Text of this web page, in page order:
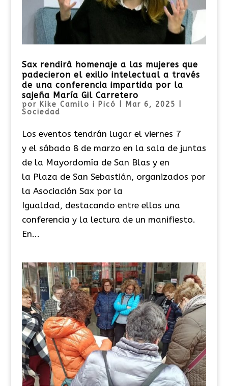
Sax rendirá homenaje a las mujeres que
padecieron el exilio intelectual a través
de una conferencia impartida por la
sajeña María Gil Carretero
por Kike Camilo i Picó Mar 6, 2025
Sociedad
Los eventos tendrán lugar el viernes 7
y el sábado 8 de marzo en la sala de juntas
de la Mayordomía de San Blas y en
la Plaza de San Sebastián, organizados por
la Asociación Sax por la
Igualdad, destacando entre ellos una
conferencia y la lectura de un manifiesto.
En...